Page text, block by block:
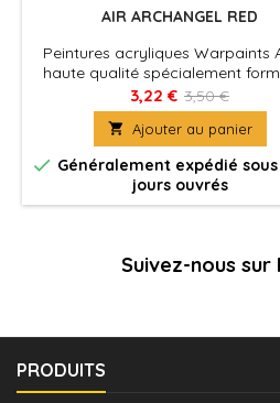
AIR ARCHANGEL RED
Peintures acryliques Warpaints
haute qualité spécialement
pour aller dans un aérographe
dilution.
3,22 € 3,50 €
 Ajouter au panier
 Généralement expédié sous
jours ouvrés
Suivez-nous
PRODUITS